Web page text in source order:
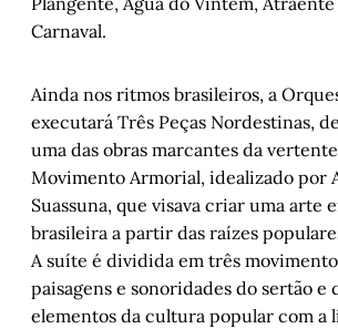
Carnaval.
Ainda nos ritmos brasileiros, a
executará Três Peças Nordestinas,
uma das obras marcantes da
Movimento Armorial, idealizado por
Suassuna, que visava criar uma arte
brasileira a partir das raízes
A suíte é dividida em três
paisagens e sonoridades do sertão e
elementos da cultura popular com a